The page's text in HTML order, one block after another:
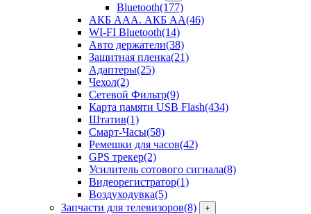
Bluetooth(177)
АКБ ААА. АКБ АА(46)
WI-FI Bluetooth(14)
Авто держатели(38)
Защитная пленка(21)
Адаптеры(25)
Чехол(2)
Сетевой Фильтр(9)
Карта памяти USB Flash(434)
Штатив(1)
Смарт-Часы(58)
Ремешки для часов(42)
GPS трекер(2)
Усилитель сотового сигнала(8)
Видеорегистратор(1)
Воздуходувка(5)
Запчасти для телевизоров(8) +